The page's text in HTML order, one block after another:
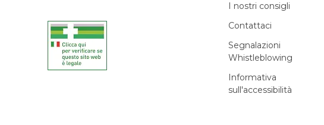
I nostri consigli
Contattaci
Segnalazioni
Whistleblowing
Informativa
sull'accessibilità